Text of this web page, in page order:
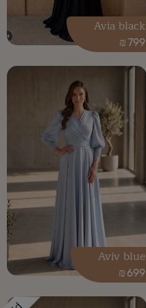
799
₪
Avia black
699
₪
Aviv blue